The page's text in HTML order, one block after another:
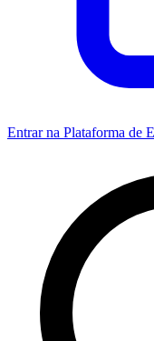
Entrar na Plataforma de